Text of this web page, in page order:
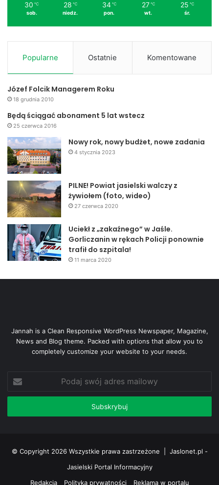
30 ℃
sob.
28 ℃
niedz.
34 ℃
pon.
27 ℃
wt.
25 ℃
śr.
Popularne Ostatnie Komentowane
Józef Folcik Managerem Roku
18 grudnia 2010
Będą ściągać abonament 5 lat wstecz
25 czerwca 2016
Nowy rok, nowy budżet, nowe zadania
4 stycznia 2023
PILNE! Powiat jasielski walczy z
żywiołem (foto, wideo)
27 czerwca 2020
Uciekł z „zakaźnego” w Jaśle.
Gorliczanin w rękach Policji ponownie
trafił do szpitala!
11 marca 2020
Jannah is a Clean Responsive WordPress Newspaper, Magazine,
News and Blog theme. Packed with options that allow you to
completely customize your website to your needs.
swój
adres
© Copyright 2026 Wszystkie prawa zastrzeżone | Jaslonet.pl -
Jasielski Portal Informacyjny
Redakcja
Polityka prywatności Reklama w portalu